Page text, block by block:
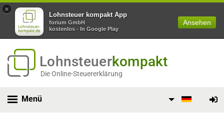
×
Lohnsteuer kompakt App
forium GmbH
kostenlos - In Google Play
Ansehen
Lohnsteuerkompakt
Die Online-Steuererklärung
Menü